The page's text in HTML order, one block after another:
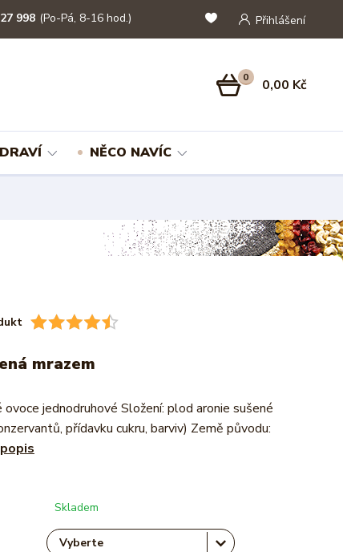
Přihlášení
998 (Po-Pá, 8-16 hod.)
0 0,00 Kč
NĚCO NAVÍC
mrazem
jednodruhové Složení: plod aronie sušené
přídavku cukru, barviv) Země původu:
Skladem